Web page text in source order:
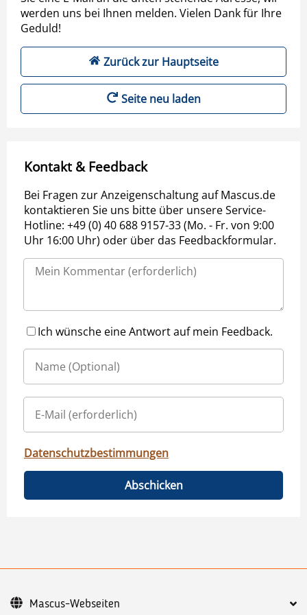
werden uns bei Ihnen melden. Vielen Dank für Ihre
Geduld!
Zurück zur Hauptseite
Seite neu laden
Kontakt & Feedback
Bei Fragen zur Anzeigenschaltung auf Mascus.de
kontaktieren Sie uns bitte über unsere Service-
Hotline: +49 (0) 40 688 9157-33 (Mo. - Fr. von 9:00
Uhr 16:00 Uhr) oder über das Feedbackformular.
Ich wünsche eine Antwort auf mein Feedback.
Datenschutzbestimmungen
Abschicken
Mascus-Webseiten